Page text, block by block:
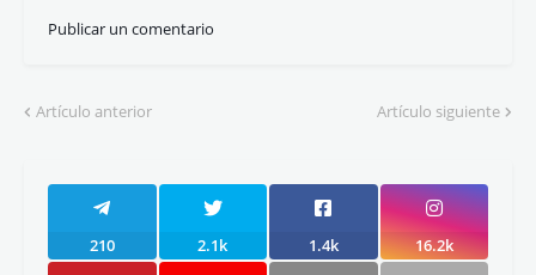
Publicar un comentario
Artículo anterior Artículo siguiente
210 2.1k 1.4k 16.2k